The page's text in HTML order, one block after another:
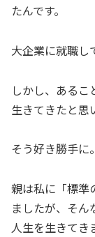
たんです。
大企業に就職し
しかし、あるこ
生きてきたと思
そう好き勝手に。
親は私に「標準
ましたが、そ
人生を生きてき